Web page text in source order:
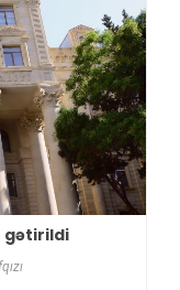
gətirildi